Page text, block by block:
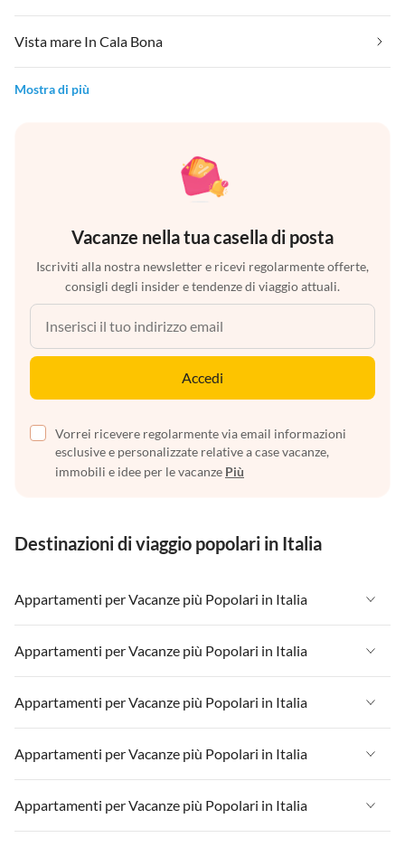
Vista mare In Cala Bona
Mostra di più
Vacanze nella tua casella di posta
Iscriviti alla nostra newsletter e ricevi regolarmente offerte,
consigli degli insider e tendenze di viaggio attuali.
Accedi
Vorrei ricevere regolarmente via email informazioni
esclusive e personalizzate relative a case vacanze,
immobili e idee per le vacanze Più
Destinazioni di viaggio popolari in Italia
Appartamenti per Vacanze più Popolari in Italia
Appartamenti per Vacanze in Italia
Appartamenti per Vacanze in Liguria
Appartamenti per Vacanze in Lombardia
Appartamenti per Vacanze in Lago di Garda
Appartamenti per Vacanze in Lago di Como
Appartamenti per Vacanze più Popolari in Italia
Appartamenti per Vacanze in Italia
Appartamenti per Vacanze in Liguria
Appartamenti per Vacanze in Lombardia
Appartamenti per Vacanze in Lago di Garda
Appartamenti per Vacanze più Popolari in Italia
Appartamenti per Vacanze in Italia
Appartamenti per Vacanze in Liguria
Appartamenti per Vacanze in Lombardia
Appartamenti per Vacanze più Popolari in Italia
Appartamenti per Vacanze in Italia
Appartamenti per Vacanze in Liguria
Appartamenti per Vacanze più Popolari in Italia